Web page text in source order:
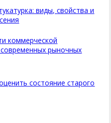
виды, свойства и
коммерческой
рыночных
состояние старого